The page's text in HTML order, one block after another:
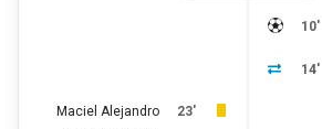
10'
14'
23'
Maciel Alejandro